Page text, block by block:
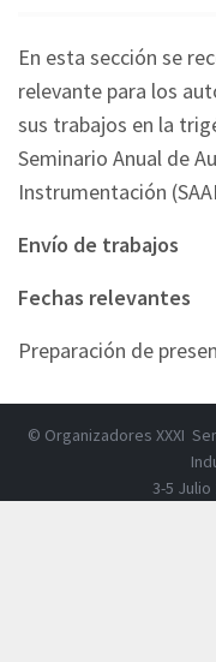
En esta sección se
relevante para los
sus trabajos en la
Seminario Anual de
Instrumentación
Envío de trabajos
Fechas relevantes
Preparación de
© Organizadores XXXI
3-5 Julio